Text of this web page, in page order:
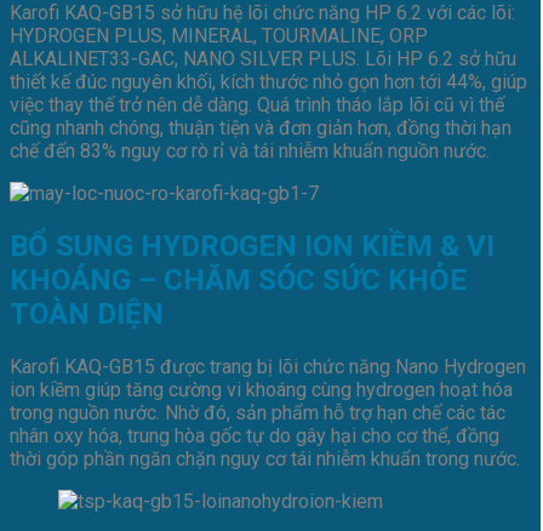
Karofi KAQ-GB15 sở hữu hệ lõi chức năng HP 6.2 với các lõi:
HYDROGEN PLUS, MINERAL, TOURMALINE, ORP
ALKALINET33-GAC, NANO SILVER PLUS. Lõi HP 6.2 sở hữu
thiết kế đúc nguyên khối, kích thước nhỏ gọn hơn tới 44%, giúp
việc thay thế trở nên dễ dàng. Quá trình tháo lắp lõi cũ vì thế
cũng nhanh chóng, thuận tiện và đơn giản hơn, đồng thời hạn
chế đến 83% nguy cơ rò rỉ và tái nhiễm khuẩn nguồn nước.
BỔ SUNG HYDROGEN ION KIỀM & VI
KHOÁNG – CHĂM SÓC SỨC KHỎE
TOÀN DIỆN
Karofi KAQ-GB15 được trang bị lõi chức năng Nano Hydrogen
ion kiềm giúp tăng cường vi khoáng cùng hydrogen hoạt hóa
trong nguồn nước. Nhờ đó, sản phẩm hỗ trợ hạn chế các tác
nhân oxy hóa, trung hòa gốc tự do gây hại cho cơ thể, đồng
thời góp phần ngăn chặn nguy cơ tái nhiễm khuẩn trong nước.